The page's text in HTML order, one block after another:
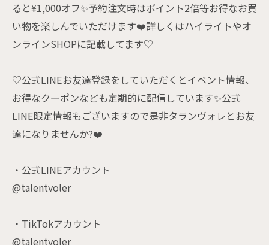
ると¥1,000オフ✨予約注文時はポイント2倍等お得なお買
い物を楽しんでいただけます❤️詳しくはハイライトやオ
ンラインSHOPに記載してます♡
♡公式LINEお友達登録をしていただくとイベント情報、
お得なクーポンなども定期的に配信しています✨公式
LINE限定情報もございますので是非タランヴォレとお友
達になりませんか?❤️
・公式LINEアカウント
@talentvoler
・TikTokアカウント
@talentvoler